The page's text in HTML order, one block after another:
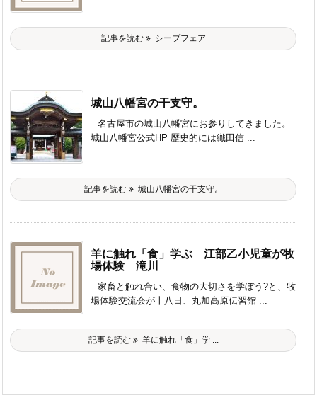
記事を読む シープフェア
城山八幡宮の干支守。
名古屋市の城山八幡宮にお参りしてきました。
城山八幡宮公式HP 歴史的には織田信 ...
記事を読む 城山八幡宮の干支守。
羊に触れ「食」学ぶ 江部乙小児童が牧
場体験 滝川
家畜と触れ合い、食物の大切さを学ぼう?と、牧
場体験交流会が十八日、丸加高原伝習館 ...
記事を読む 羊に触れ「食」学 ...